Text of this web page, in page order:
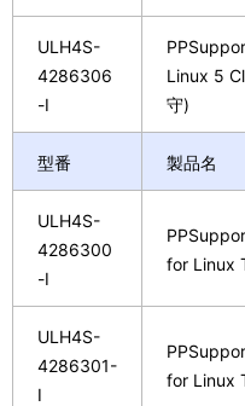
ULH4S-
4286306
-I
Linux 5
守)
型番 製品名
ULH4S-
4286300
-I
for Linux
ULH4S-
4286301-
I
for Linux